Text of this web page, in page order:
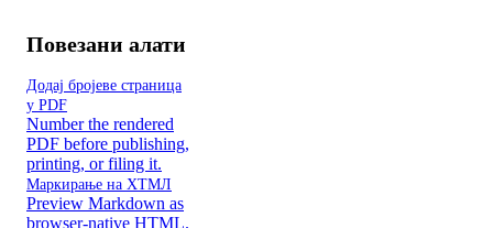
Повезани алати
Додај бројеве страница
у PDF
Number the rendered
PDF before publishing,
printing, or filing it.
Маркирање на ХТМЛ
Preview Markdown as
browser-native HTML.